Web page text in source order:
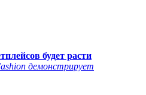
будет расти
демонстрирует